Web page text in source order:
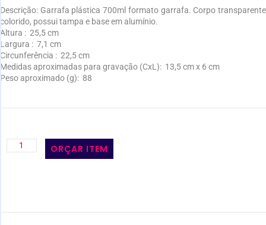
Descrição: Garrafa plástica 700ml formato garrafa. Corpo transparente
colorido, possui tampa e base em alumínio.
Altura : 25,5 cm
Largura : 7,1 cm
Circunferência : 22,5 cm
Medidas aproximadas para gravação (CxL): 13,5 cm x 6 cm
Peso aproximado (g): 88
ORÇAR ITEM